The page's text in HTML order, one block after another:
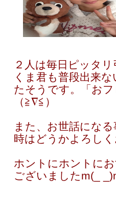
２人は毎日ピッタ
くま君も普段出来
たそうです。「お
（≧∇≦）
また、お世話にな
時はどうかよろし
ホントにホントに
ございましたm(_